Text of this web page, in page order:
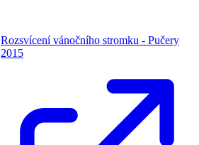
Rozsvícení vánočního stromku - Pučery
2015